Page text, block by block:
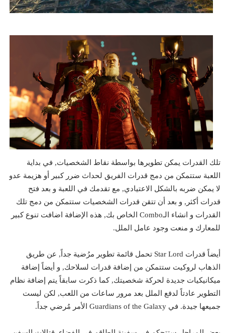
تلك القدرات يمكن تطويرها بواسطة نقاط الشخصيات, في بداية
اللعبة ستتمكن من دمج قدرات الفريق لحداث ضرر كبير أو هزيمة عدو
لا يمكن ضربه بالشكل الاعتيادي, مع تقدمك في اللعبة و بعد فتح
قدرات أكثر, و بعد أن تتقن قدرات الشخصيات ستتمكن من دمج تلك
القدرات و انشاء الـCombo الخاص بك, هذه الإضافة اضافت تنوع كبير
للمعارك و منعت وجود عامل الملل.
أيضاً قدرات Star Lord تحمل قائمة تطوير مرُضية جداً, عن طريق
الذهاب لروكيت ستتمكن من إضافة قدرات لسلاحك, و أيضاً إضافة
ميكانيكيات جديدة لحركة شخصيتك, كما ذكرت سابقاً يتم إضافة نظام
التطوير عادتاً لدفع الملل بعد مرور ساعات من اللعب, لكن ليست
جميعها جيدة. في Guardians of the Galaxy الأمر مُرضي جداً.